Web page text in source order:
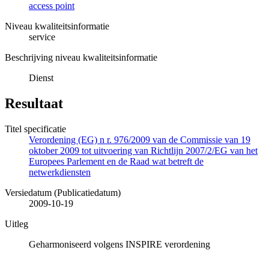
access point
Niveau kwaliteitsinformatie
service
Beschrijving niveau kwaliteitsinformatie
Dienst
Resultaat
Titel specificatie
Verordening (EG) n r. 976/2009 van de Commissie van 19
oktober 2009 tot uitvoering van Richtlijn 2007/2/EG van het
Europees Parlement en de Raad wat betreft de
netwerkdiensten
Versiedatum (Publicatiedatum)
2009-10-19
Uitleg
Geharmoniseerd volgens INSPIRE verordening